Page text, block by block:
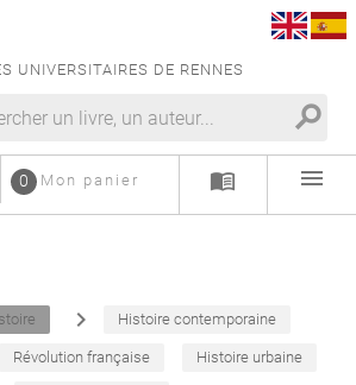
UNIVERSITAIRES DE RENNES
search
Mon panier
0 menu_book menu
navigate_next Histoire contemporaine
Révolution française Histoire urbaine